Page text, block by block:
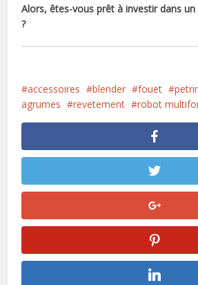
Alors, êtes-vous prêt à investir dans
?
accessoires blender fouet
agrumes
revetement robot